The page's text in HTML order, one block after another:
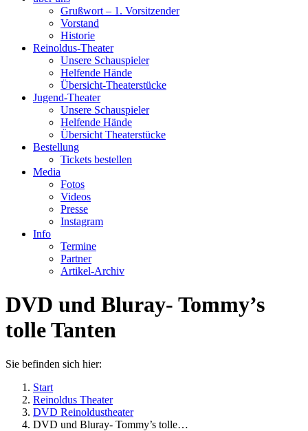
Grußwort – 1. Vorsitzender
Vorstand
Historie
Reinoldus-Theater
Unsere Schauspieler
Helfende Hände
Übersicht-Theaterstücke
Jugend-Theater
Unsere Schauspieler
Helfende Hände
Übersicht Theaterstücke
Bestellung
Tickets bestellen
Media
Fotos
Videos
Presse
Instagram
Info
Termine
Partner
Artikel-Archiv
DVD und Bluray- Tommy’s
tolle Tanten
Sie befinden sich hier:
Start
Reinoldus Theater
DVD Reinoldustheater
DVD und Bluray- Tommy’s tolle…